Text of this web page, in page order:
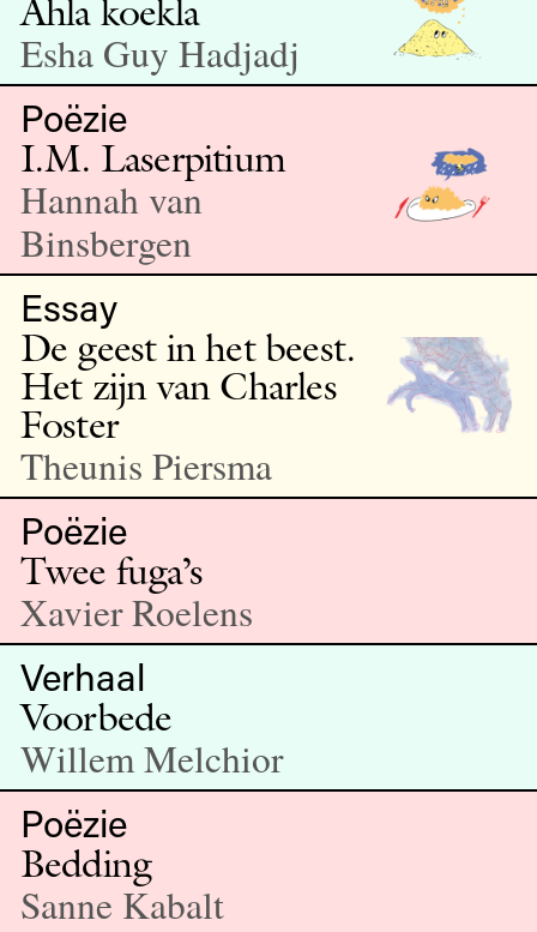
Ahla koekla
Esha Guy Hadjadj
Poëzie
I.M. Laserpitium
Hannah van
Binsbergen
Essay
De geest in het beest.
Het zijn van Charles
Foster
Theunis Piersma
Poëzie
Twee fuga’s
Xavier Roelens
Verhaal
Voorbede
Willem Melchior
Poëzie
Bedding
Sanne Kabalt